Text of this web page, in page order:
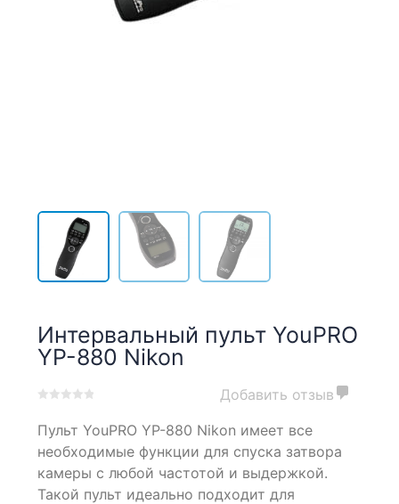
Интервальный пульт YouPRO
YP-880 Nikon
out
on
customer
Добавить отзыв
Пульт YouPRO YP-880 Nikon имеет все
необходимые функции для спуска затвора
камеры с любой частотой и выдержкой.
Такой пульт идеально подходит для